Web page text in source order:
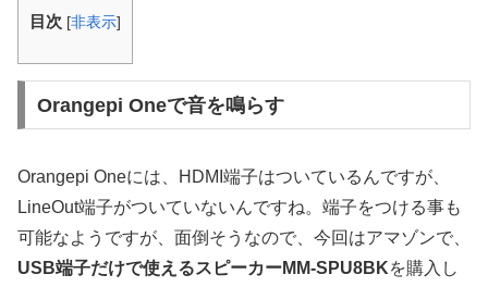
目次 [非表示]
Orangepi Oneで音を鳴らす
Orangepi Oneには、HDMI端子はついているんですが、
LineOut端子がついていないんですね。端子をつける事も
可能なようですが、面倒そうなので、今回はアマゾンで、
USB端子だけで使えるスピーカーMM-SPU8BKを購入し